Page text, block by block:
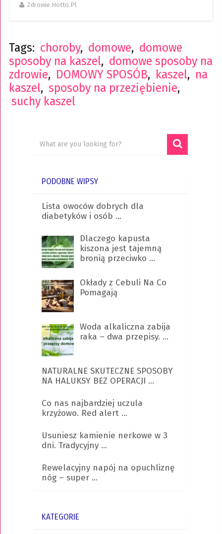
Zdrowie.hotto.pl
Tags: choroby, domowe, domowe
sposoby na kaszel, domowe sposoby na
zdrowie, DOMOWY SPOSÓB, kaszel, na
kaszel, sposoby na przeziębienie,
suchy kaszel
PODOBNE WIPSY
Lista owoców dobrych dla
diabetyków i osób …
Dlaczego kapusta
kiszona jest tajemną
bronią przeciwko …
Okłady z Cebuli Na Co
Pomagają
Woda alkaliczna zabija
raka – dwa przepisy. …
NATURALNE SKUTECZNE SPOSOBY
NA HALUKSY BEZ OPERACJI …
Co nas najbardziej uczula
krzyżowo. Red alert …
Usuniesz kamienie nerkowe w 3
dni. Tradycyjny …
Rewelacyjny napój na opuchliznę
nóg – super …
KATEGORIE